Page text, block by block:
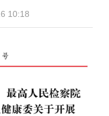
10:18